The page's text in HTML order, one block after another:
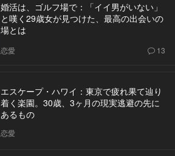
婚活は、ゴルフ場で：「イイ男がいない」
と嘆く29歳女が見つけた、最高の出会いの
場とは
恋愛 13
エスケープ・ハワイ：東京で疲れ果て辿り
着く楽園。30歳、3ヶ月の現実逃避の先に
あるもの
恋愛